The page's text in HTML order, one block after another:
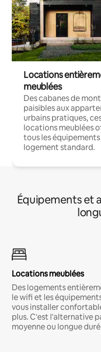
Locations
meublées
Des cabanes de
paisibles aux
urbains pratiques,
locations meublées
tous les
logement standard.
Équipements et
Locations meublées
Des logements
le wifi et les
vous installer
plus. C'est l'alternative
moyenne ou longue